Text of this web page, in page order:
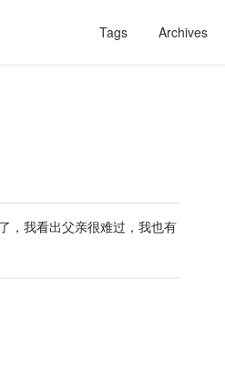
Tags Archives
，我看出父亲很难过，我也有